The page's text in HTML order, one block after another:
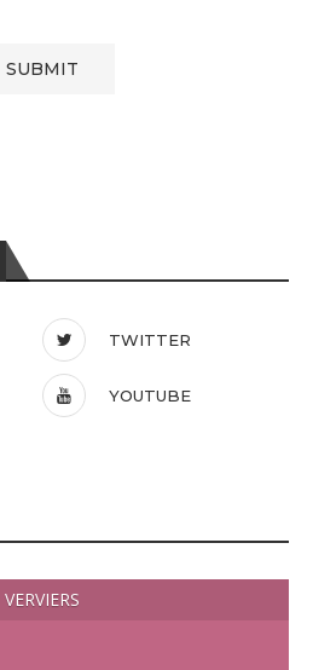
TWITTER
YOUTUBE
VERVIERS